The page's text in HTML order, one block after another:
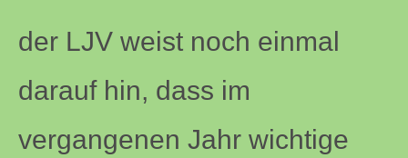
der LJV weist noch einmal
darauf hin, dass im
vergangenen Jahr wichtige